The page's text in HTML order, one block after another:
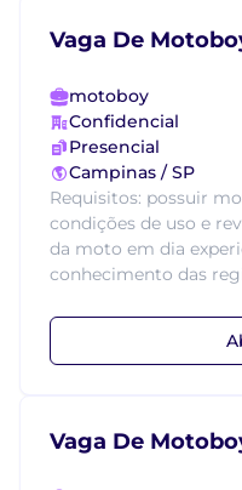
Vaga De
motoboy
Confidencial
Presencial
Campinas / SP
Requisitos: possuir
condições de uso e
da moto em dia
conhecimento das
Vaga De